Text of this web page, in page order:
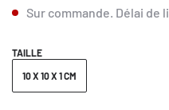
Sur commande. Délai de
TAILLE
10 X 10 X 1 CM